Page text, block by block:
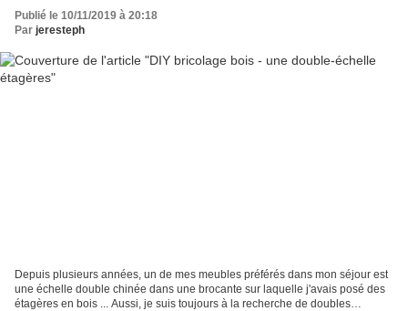
Publié le 10/11/2019 à 20:18
Par jeresteph
Depuis plusieurs années, un de mes meubles préférés dans mon séjour est
une échelle double chinée dans une brocante sur laquelle j'avais posé des
étagères en bois ... Aussi, je suis toujours à la recherche de doubles